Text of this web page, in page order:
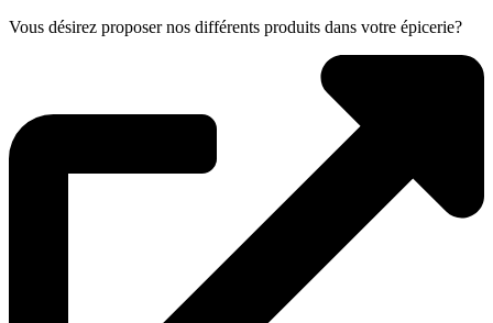
Vous désirez proposer nos différents produits dans votre épicerie?